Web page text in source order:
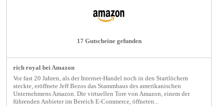
17 Gutscheine gefunden
rich royal bei Amazon
Vor fast 20 Jahren, als der Internet-Handel noch in den Startlöchern
steckte, eröffnete Jeff Bezos das Stammhaus des amerikanischen
Unternehmens Amazon. Die virtuellen Tore von Amazon, einem der
führenden Anbieter im Bereich E-Commerce, öffneten...